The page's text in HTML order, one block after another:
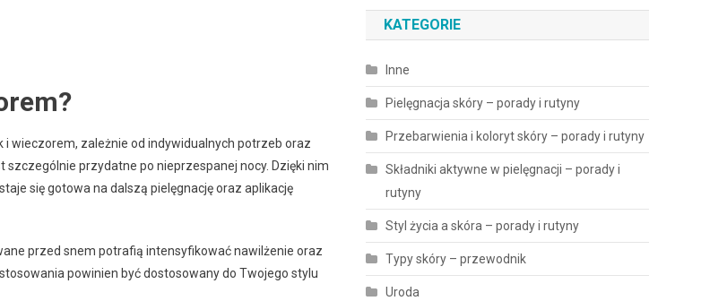
wieczorem, zależnie od indywidualnych potrzeb oraz
szczególnie przydatne po nieprzespanej nocy. Dzięki nim
się gotowa na dalszą pielęgnację oraz aplikację
przed snem potrafią intensyfikować nawilżenie oraz
powinien być dostosowany do Twojego stylu
KATEGORIE
Inne
Pielęgnacja skóry – porady i rutyny
Przebarwienia i koloryt skóry – porady i rutyny
Składniki aktywne w pielęgnacji – porady i
rutyny
Styl życia a skóra – porady i rutyny
Typy skóry – przewodnik
Uroda